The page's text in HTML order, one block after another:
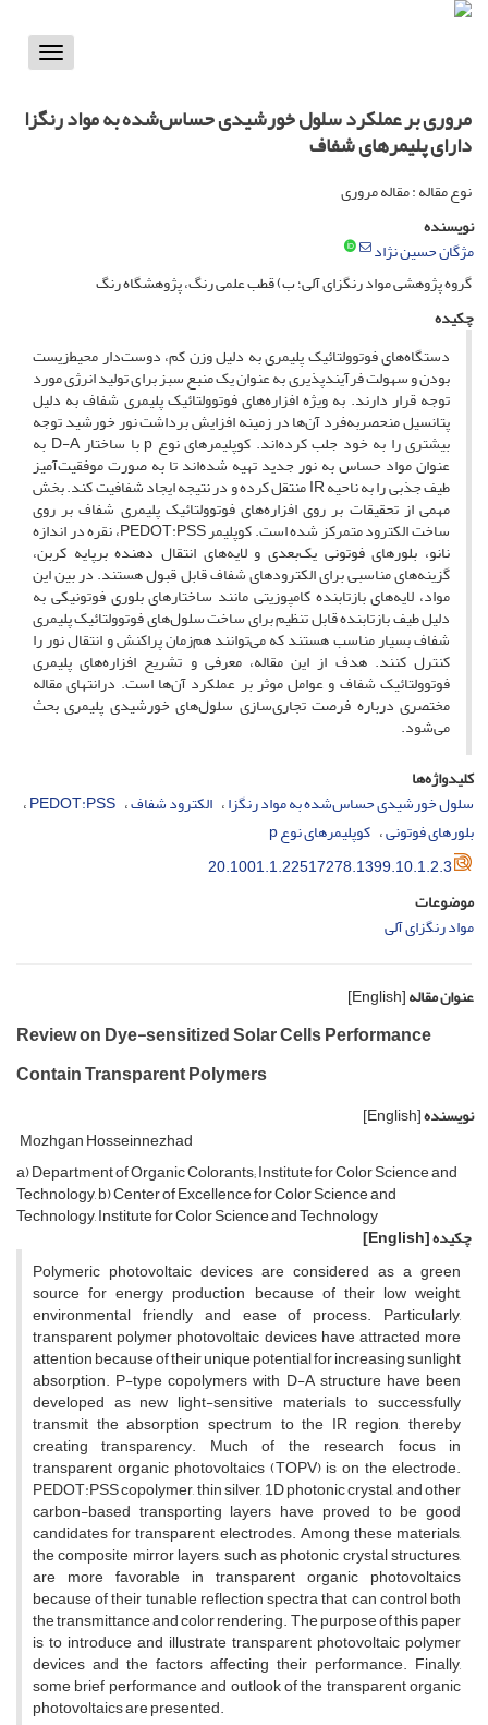
Toggle
مروری بر عملکرد سلول خورشیدی حساس‌شده به مواد رنگزا
دارای پلیمرهای شفاف
نوع مقاله : مقاله مروری
نویسنده
مژگان حسین نژاد
گروه پژوهشی مواد رنگزای آلی؛ ب) قطب علمی رنگ، پژوهشگاه رنگ
چکیده
دستگاه‌‌های فوتوولتائیک پلیمری به دلیل وزن کم، دوست‌دار محیط‌زیست
بودن و سهولت فرآیندپذیری به عنوان یک منبع سبز برای تولید انرژی مورد
توجه قرار دارند. به ویژه افزاره‌‌های فوتوولتائیک پلیمری شفاف به دلیل
پتانسیل منحصربه‌‌فرد آن‌‌ها در زمینه افزایش برداشت نور خورشید توجه
بیشتری را به خود جلب کرده‌‌اند. کوپلیمرهای نوع p با ساختار D-A به
عنوان مواد حساس به نور جدید تهیه شده‌‌اند تا به صورت موفقیت‌‌آمیز
طیف جذبی را به ناحیه IR منتقل کرده و در نتیجه ایجاد شفافیت کند. بخش
مهمی از تحقیقات بر روی افزاره‌‌های فوتوولتائیک پلیمری شفاف بر روی
ساخت الکترود متمرکز شده است. کوپلیمر PEDOT:PSS، نقره در اندازه
نانو، بلورهای فوتونی یک‌بعدی و لایه‌‌های انتقال دهنده برپایه کربن،
گزینه‌‌های مناسبی برای الکترودهای شفاف قابل قبول هستند. در بین این
مواد، لایه‌‌های بازتابنده کامپوزیتی مانند ساختارهای بلوری فوتونیکی به
دلیل طیف بازتابنده قابل تنظیم برای ساخت سلول‌‌های فوتوولتائیک پلیمری
شفاف بسیار مناسب هستند که می‌‌توانند هم‌زمان پراکنش و انتقال نور را
کنترل کنند. هدف از این مقاله، معرفی و تشریح افزاره‌‌های پلیمری
فوتوولتائیک شفاف و عوامل موثر بر عملکرد آن‌‌ها است. درانتهای مقاله
مختصری درباره فرصت تجاری‌‌سازی سلول‌‌های خورشیدی پلیمری بحث
می‌‌شود.
کلیدواژه‌ها
سلول خورشیدی حساس‌شده به مواد رنگزا الکترود شفاف PEDOT:PSS
بلورهای فوتونی کوپلیمرهای نوع p
20.1001.1.22517278.1399.10.1.2.3
موضوعات
مواد رنگزای آلی
عنوان مقاله[English]
Review on Dye-sensitized Solar Cells Performance
Contain Transparent Polymers
نویسنده[English]
Mozhgan Hosseinnezhad
a) Department of Organic Colorants; Institute for Color Science and
Technology, b) Center of Excellence for Color Science and
Technology, Institute for Color Science and Technology
چکیده[English]
Polymeric photovoltaic devices are considered as a green
source for energy production because of their low weight,
environmental friendly and ease of process. Particularly,
transparent polymer photovoltaic devices have attracted more
attention because of their unique potential for increasing sunlight
absorption. P-type copolymers with D-A structure have been
developed as new light-sensitive materials to successfully
transmit the absorption spectrum to the IR region, thereby
creating transparency. Much of the research focus in
transparent organic photovoltaics (TOPV) is on the electrode.
PEDOT:PSS copolymer, thin silver, 1D photonic crystal, and other
carbon-based transporting layers have proved to be good
candidates for transparent electrodes. Among these materials,
the composite mirror layers, such as photonic crystal structures,
are more favorable in transparent organic photovoltaics
because of their tunable reflection spectra that can control both
the transmittance and color rendering. The purpose of this paper
is to introduce and illustrate transparent photovoltaic polymer
devices and the factors affecting their performance. Finally,
some brief performance and outlook of the transparent organic
photovoltaics are presented.